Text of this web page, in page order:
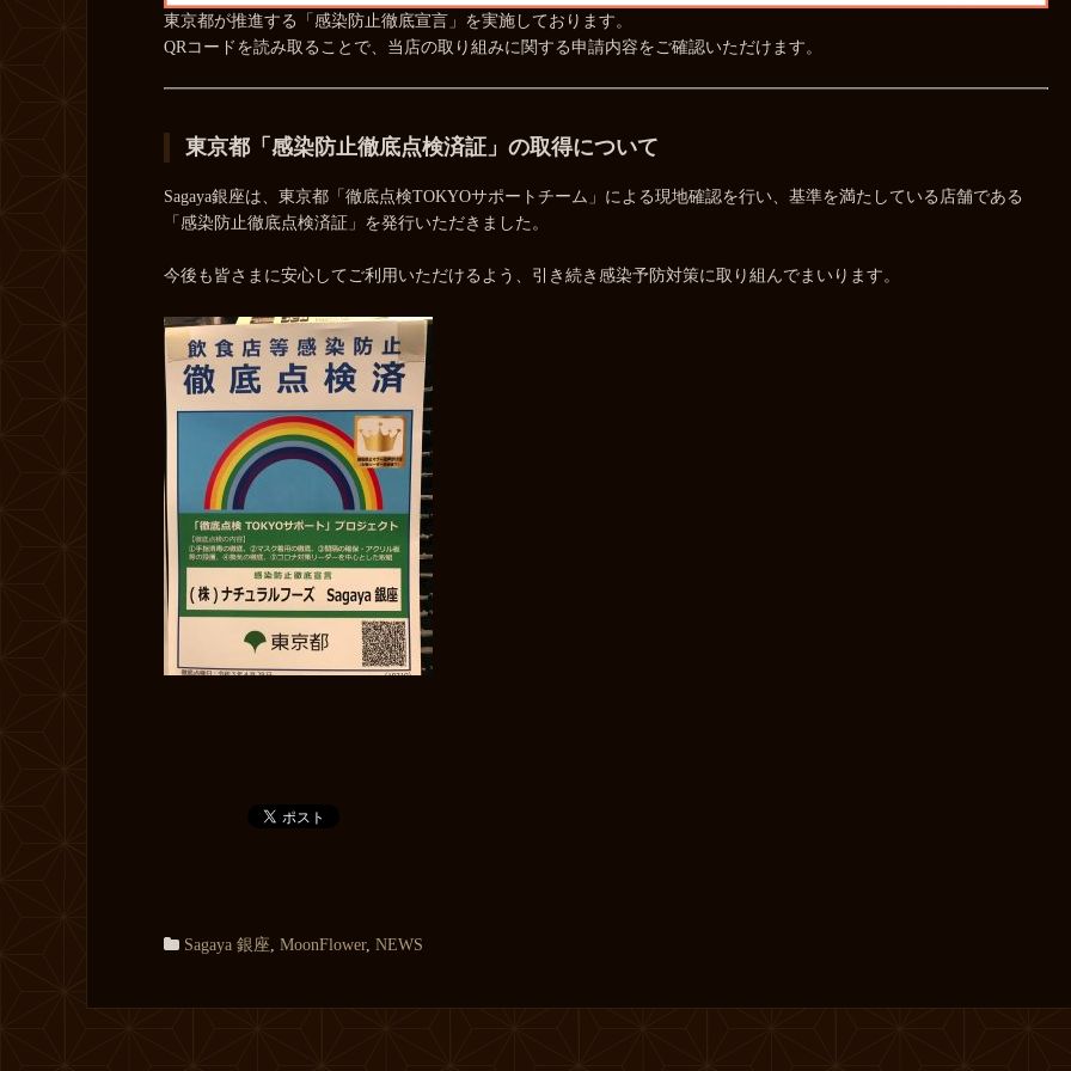
東京都が推進する「感染防止徹底宣言」を実施しております。
QRコードを読み取ることで、当店の取り組みに関する申請内容をご確認いただけます。
東京都「感染防止徹底点検済証」の取得について
Sagaya銀座は、東京都「徹底点検TOKYOサポートチーム」による現地確認を行い、基準を満たしている店舗である
「感染防止徹底点検済証」を発行いただきました。
今後も皆さまに安心してご利用いただけるよう、引き続き感染予防対策に取り組んでまいります。
Sagaya 銀座, MoonFlower, NEWS